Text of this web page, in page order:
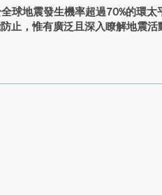
球地震發生機率超過70%的環太
止，惟有廣泛且深入瞭解地震活